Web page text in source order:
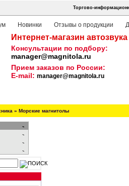
Торгово-
Новинки Отзывы о продукции
Интернет-магазин
Консультации по подбору:
manager@magnitola.ru
Прием заказов по России:
E-mail: manager@magnitola.ru
» Морские магнитолы